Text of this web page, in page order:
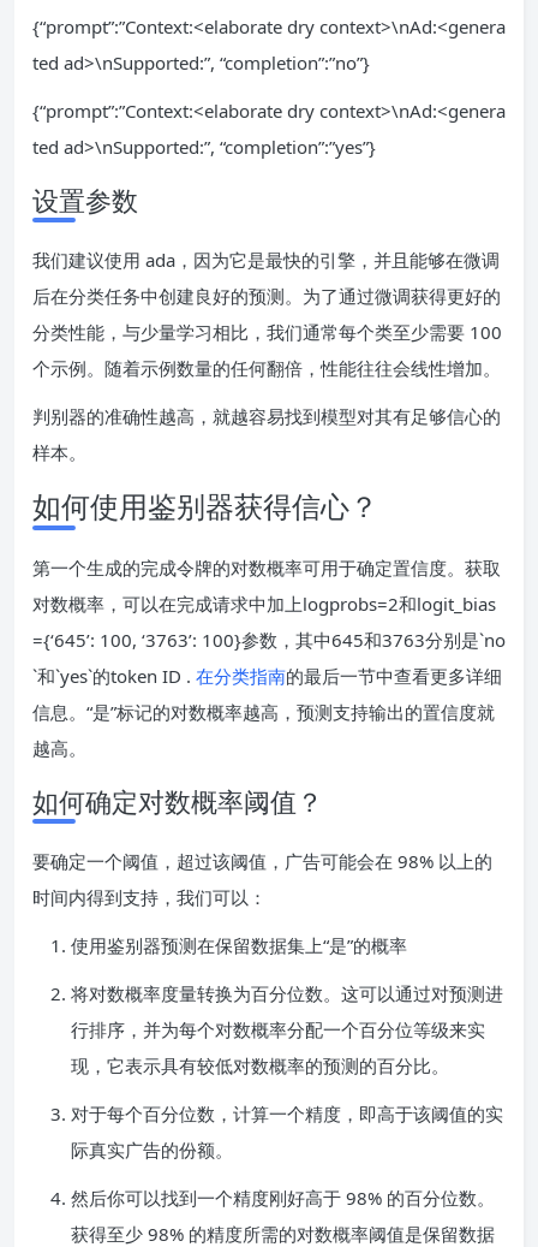
{“prompt”:”Context:<elaborate dry context>\nAd:<genera
ted ad>\nSupported:”, “completion”:”no”}
{“prompt”:”Context:<elaborate dry context>\nAd:<genera
ted ad>\nSupported:”, “completion”:”yes”}
设置参数
我们建议使用 ada，因为它是最快的引擎，并且能够在微调
后在分类任务中创建良好的预测。为了通过微调获得更好的
分类性能，与少量学习相比，我们通常每个类至少需要 100
个示例。随着示例数量的任何翻倍，性能往往会线性增加。
判别器的准确性越高，就越容易找到模型对其有足够信心的
样本。
如何使用鉴别器获得信心？
第一个生成的完成令牌的对数概率可用于确定置信度。获取
对数概率，可以在完成请求中加上logprobs=2和logit_bias
={‘645’: 100, ‘3763’: 100}参数，其中645和3763分别是`no
`和`yes`的token ID . 在分类指南的最后一节中查看更多详细
信息。“是”标记的对数概率越高，预测支持输出的置信度就
越高。
如何确定对数概率阈值？
要确定一个阈值，超过该阈值，广告可能会在 98% 以上的
时间内得到支持，我们可以：
使用鉴别器预测在保留数据集上“是”的概率
将对数概率度量转换为百分位数。这可以通过对预测进
行排序，并为每个对数概率分配一个百分位等级来实
现，它表示具有较低对数概率的预测的百分比。
对于每个百分位数，计算一个精度，即高于该阈值的实
际真实广告的份额。
然后你可以找到一个精度刚好高于 98% 的百分位数。
获得至少 98% 的精度所需的对数概率阈值是保留数据